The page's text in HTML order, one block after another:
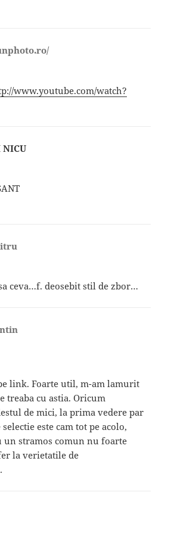
spune:
www.youtube.com/watch?
NICU
ceva…f. deosebit stil de zbor…
link. Foarte util, m-am lamurit
treaba cu astia. Oricum
de mici, la prima vedere par
este cam tot pe acolo,
un stramos comun nu foarte
la verietatile de